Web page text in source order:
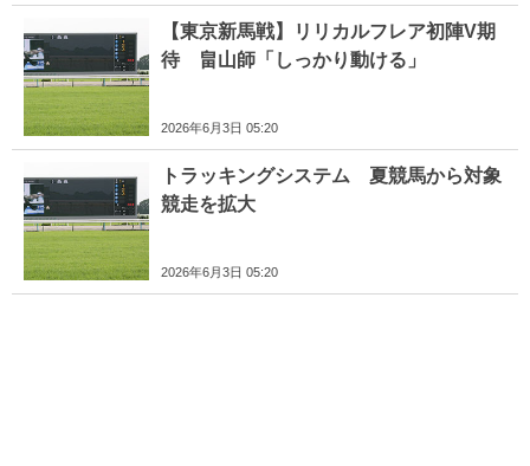
【東京新馬戦】リリカルフレア初陣V期
待 畠山師「しっかり動ける」
2026年6月3日 05:20
トラッキングシステム 夏競馬から対象
競走を拡大
2026年6月3日 05:20